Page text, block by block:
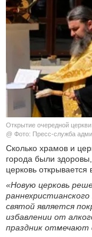
Открытие очередной
@ Фото: Пресс-служба
Сколько храмов и
города были
церковь открывается
«Новую церковь
святой является
избавлении от
праздник отмечают